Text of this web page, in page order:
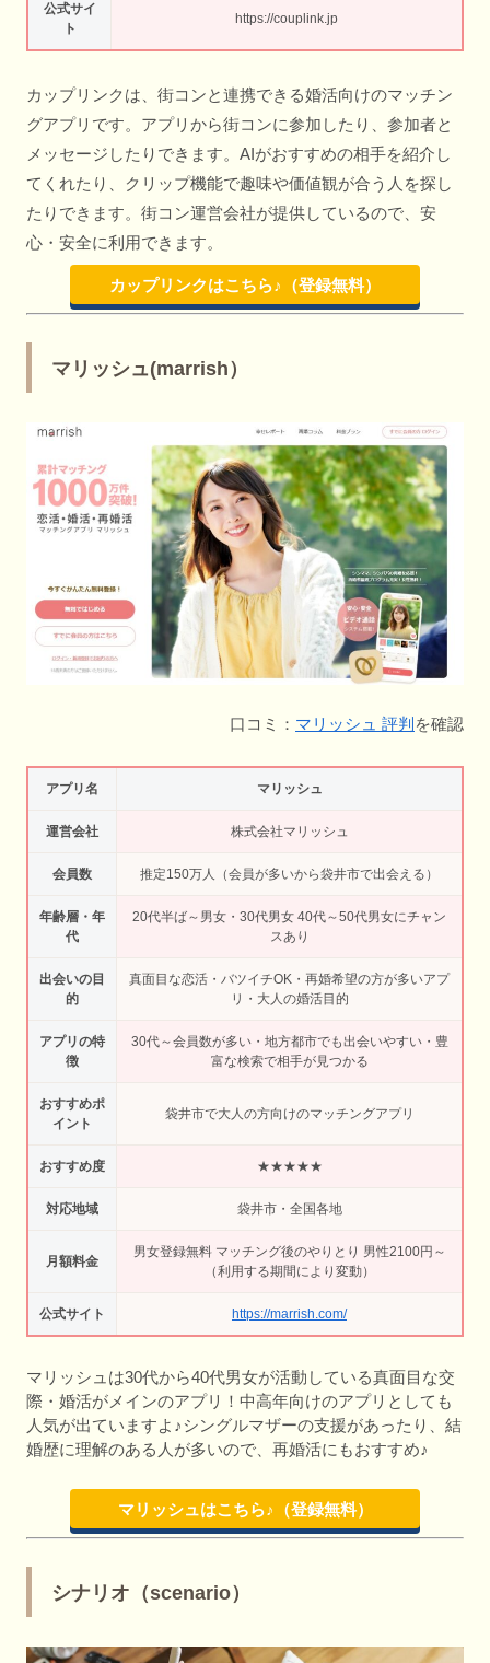
公式サイ
ト
https://couplink.jp
カップリンクは、街コンと連携できる婚活向けのマッチン
グアプリです。アプリから街コンに参加したり、参加者と
メッセージしたりできます。AIがおすすめの相手を紹介し
てくれたり、クリップ機能で趣味や価値観が合う人を探し
たりできます。街コン運営会社が提供しているので、安
心・安全に利用できます。
カップリンクはこちら♪（登録無料）
マリッシュ(marrish）
口コミ： マリッシュ 評判 を確認
アプリ名 マリッシュ
運営会社 株式会社マリッシュ
会員数 推定150万人（会員が多いから袋井市で出会える）
年齢層・年
代
20代半ば～男女・30代男女 40代～50代男女にチャン
スあり
出会いの目
的
真面目な恋活・バツイチOK・再婚希望の方が多いアプ
リ・大人の婚活目的
アプリの特
徴
30代～会員数が多い・地方都市でも出会いやすい・豊
富な検索で相手が見つかる
おすすめポ
イント
袋井市で大人の方向けのマッチングアプリ
おすすめ度 ★★★★★
対応地域 袋井市・全国各地
月額料金
男女登録無料 マッチング後のやりとり 男性2100円～
（利用する期間により変動）
公式サイト https://marrish.com/
マリッシュは30代から40代男女が活動している真面目な交
際・婚活がメインのアプリ！中高年向けのアプリとしても
人気が出ていますよ♪シングルマザーの支援があったり、結
婚歴に理解のある人が多いので、再婚活にもおすすめ♪
マリッシュはこちら♪（登録無料）
シナリオ（scenario）